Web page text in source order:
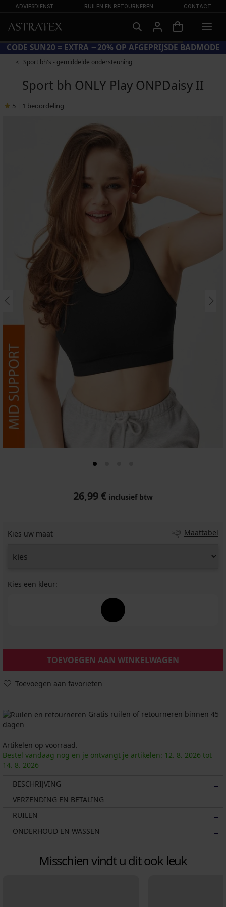
ADVIESDIENST RUILEN EN RETOURNEREN CONTACT
CODE SUN20 = EXTRA −20% OP AFGEPRIJSDE BADMODE
Sport bh's - gemiddelde ondersteuning
Sport bh ONLY Play ONPDaisy II
5 1 beoordeling
26,99 € inclusief btw
Kies uw maat Maattabel
Kies een kleur:
TOEVOEGEN AAN WINKELWAGEN
Toevoegen aan favorieten
Gratis ruilen of retourneren binnen 45
dagen
Artikelen op voorraad.
Bestel vandaag nog en je ontvangt je artikelen: 12. 8. 2026 tot
14. 8. 2026
BESCHRIJVING
VERZENDING EN BETALING
RUILEN
ONDERHOUD EN WASSEN
Misschien vindt u dit ook leuk